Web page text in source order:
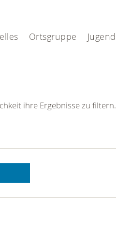
Ortsgruppe Jugend
ihre Ergebnisse zu filtern.